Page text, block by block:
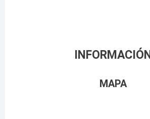
INFORMACIÓN
MAPA